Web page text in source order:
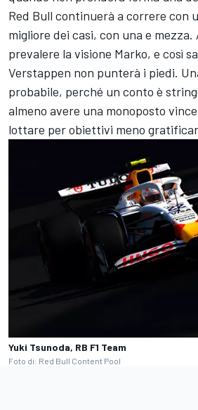
Red Bull continuerà a correre con
migliore dei casi, con una e
prevalere la visione Marko, e così
Verstappen non punterà i piedi.
probabile, perché un conto è
almeno avere una monoposto
lottare per obiettivi meno
Yuki Tsunoda, RB F1 Team
Foto di: Red Bull Content Pool